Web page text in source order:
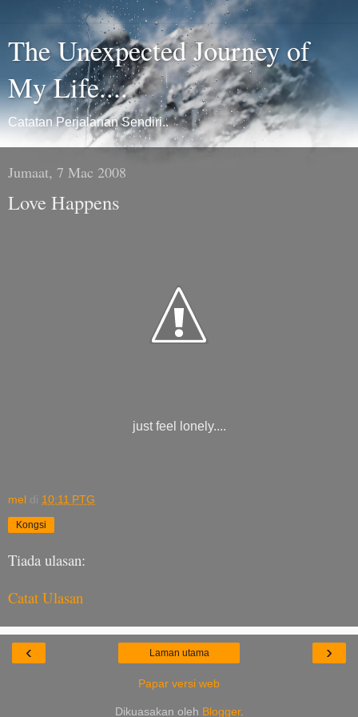
The Unexpected Journey of
My Life....
Catatan Perjalanan Sendiri..
Jumaat, 7 Mac 2008
Love Happens
just feel lonely....
mel di 10:11 PTG
Kongsi
Tiada ulasan:
Catat Ulasan
‹ ›
Laman utama
Papar versi web
Dikuasakan oleh Blogger.